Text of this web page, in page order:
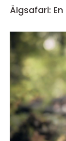
Älgsafari: